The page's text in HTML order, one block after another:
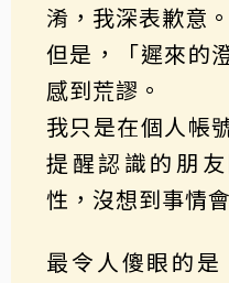
淆，我深表歉意。
但是，「遲來的
感到荒謬。
我只是在個人帳
提醒認識的朋
性，沒想到事情
最令人傻眼的